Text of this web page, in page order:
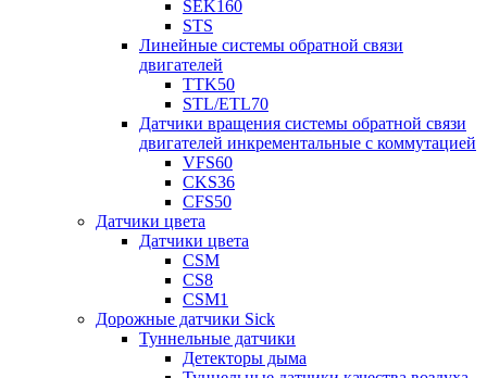
SEK160
STS
Линейные системы обратной связи
двигателей
TTK50
STL/ETL70
Датчики вращения системы обратной связи
двигателей инкрементальные с коммутацией
VFS60
CKS36
CFS50
Датчики цвета
Датчики цвета
CSM
CS8
CSM1
Дорожные датчики Sick
Туннельные датчики
Детекторы дыма